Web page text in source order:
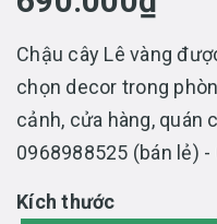
Chậu cây Lê vàng
chọn decor trong
cảnh, cửa hàng, quán
0968988525 (bán lẻ)
Kích thước